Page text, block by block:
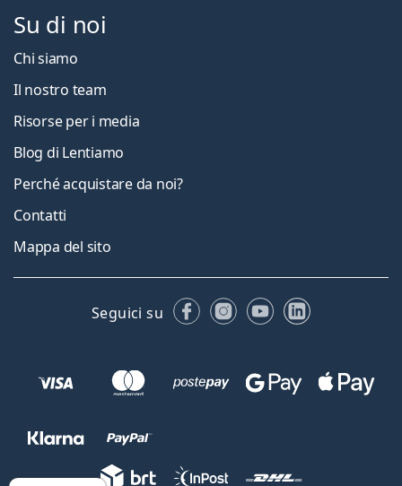
Su di noi
Chi siamo
Il nostro team
Risorse per i media
Blog di Lentiamo
Perché acquistare da noi?
Contatti
Mappa del sito
Seguici su FacebookInstagram
YouTubeLinkedIn